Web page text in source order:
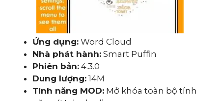
Ứng dụng: Word Cloud
Nhà phát hành: Smart Puffin
Phiên bản: 4.3.0
Dung lượng: 14M
Tính năng MOD: Mở khóa toàn bộ tính